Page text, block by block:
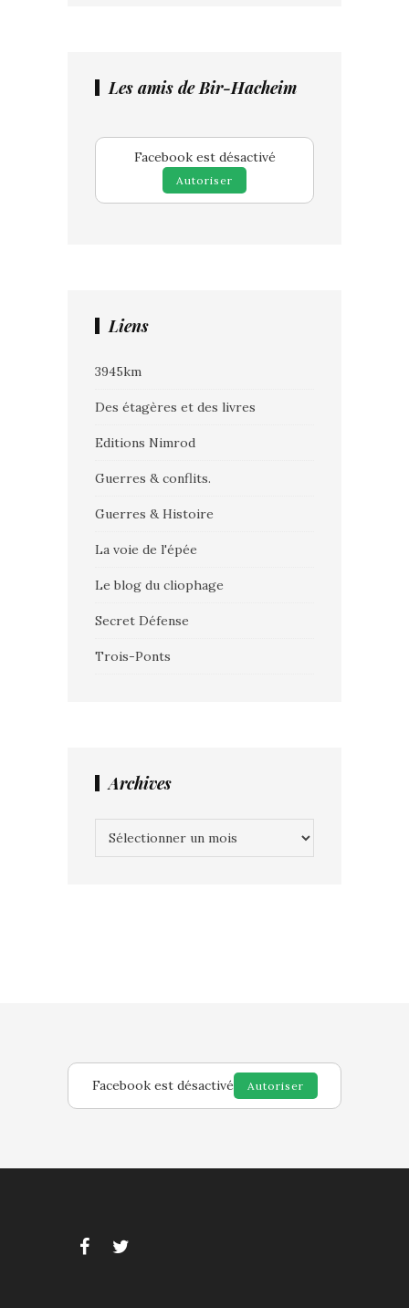
Les amis de Bir-Hacheim
Facebook est désactivé
Autoriser
Liens
3945km
Des étagères et des livres
Editions Nimrod
Guerres & conflits.
Guerres & Histoire
La voie de l'épée
Le blog du cliophage
Secret Défense
Trois-Ponts
Archives
Facebook est désactivé Autoriser